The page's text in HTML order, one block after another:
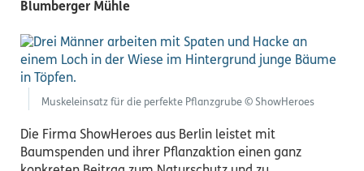
Blumberger Mühle
Muskeleinsatz für die perfekte Pflanzgrube © ShowHeroes
Die Firma ShowHeroes aus Berlin leistet mit
Baumspenden und ihrer Pflanzaktion einen ganz